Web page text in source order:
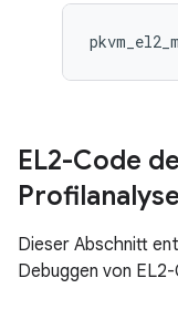
EL2-Code
Dieser Abschnitt
Debuggen von